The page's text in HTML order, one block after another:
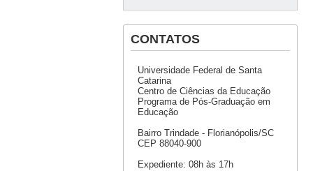
CONTATOS
Universidade Federal de Santa
Catarina
Centro de Ciências da Educação
Programa de Pós-Graduação em
Educação
Bairro Trindade - Florianópolis/SC
CEP 88040-900
Expediente: 08h às 17h